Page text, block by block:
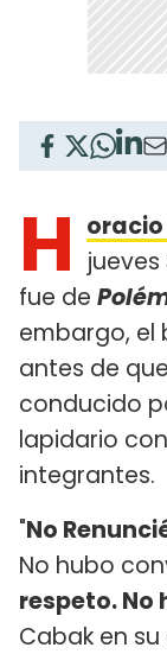
H
fue de
embargo, el
antes de
conducido
lapidario
integrantes.
"No
No hubo
respeto. No
Cabak en